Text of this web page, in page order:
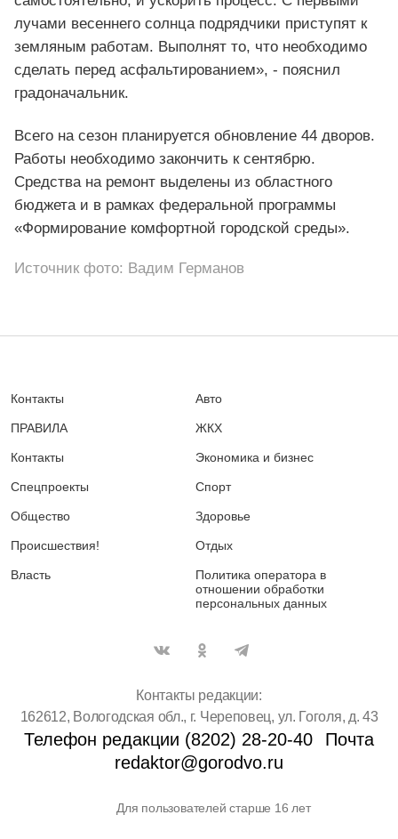
лучами весеннего солнца подрядчики приступят к
земляным работам. Выполнят то, что необходимо
сделать перед асфальтированием», - пояснил
градоначальник.
Всего на сезон планируется обновление 44 дворов.
Работы необходимо закончить к сентябрю.
Средства на ремонт выделены из областного
бюджета и в рамках федеральной программы
«Формирование комфортной городской среды».
Источник фото: Вадим Германов
Контакты
ПРАВИЛА
Контакты
Спецпроекты
Общество
Происшествия!
Власть
Авто
ЖКХ
Экономика и бизнес
Спорт
Здоровье
Отдых
Политика оператора в
отношении обработки
персональных данных
Контакты редакции:
162612, Вологодская обл., г. Череповец, ул. Гоголя, д. 43
Телефон редакции (8202) 28-20-40
Почта
redaktor@gorodvo.ru
Для пользователей старше 16 лет